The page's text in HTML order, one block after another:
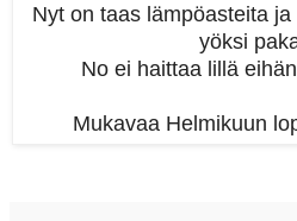
Nyt on taas lämpöasteita
yöksi
No ei haittaa lillä
Mukavaa Helmikuun